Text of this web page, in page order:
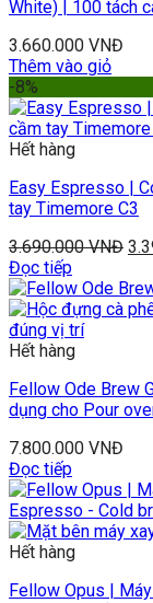
White) | 100 tách
3.660.000 VNĐ
Thêm vào giỏ
-8%
Hết hàng
Easy Espresso |
tay Timemore C3
3.690.000VNĐ
Đọc tiếp
Hết hàng
Fellow Ode Brew
dụng cho Pour
7.800.000 VNĐ
Đọc tiếp
Hết hàng
Fellow Opus |